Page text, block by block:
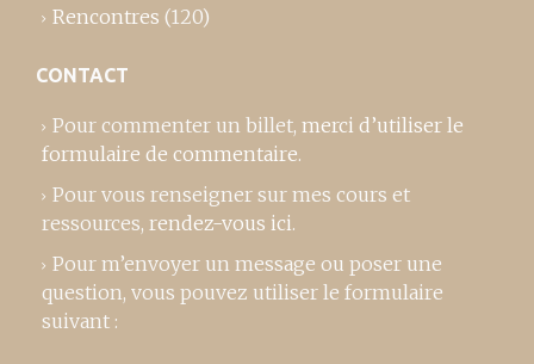
Rencontres (120)
CONTACT
Pour commenter un billet, merci d’utiliser le
formulaire de commentaire.
Pour vous renseigner sur mes cours et
ressources, rendez-vous ici.
Pour m’envoyer un message ou poser une
question, vous pouvez utiliser le formulaire
suivant :